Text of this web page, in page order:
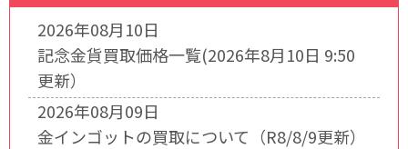
2026年08月10日
記念金貨買取価格一覧(2026年8月10日 9:50
更新）
2026年08月09日
金インゴットの買取について（R8/8/9更新）